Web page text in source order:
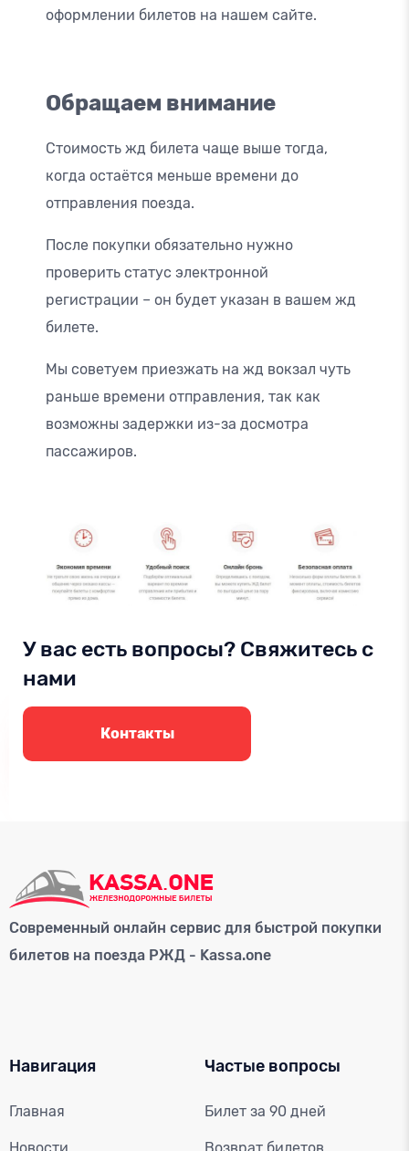
оформлении билетов на нашем сайте.
Обращаем внимание
Стоимость жд билета чаще выше тогда,
когда остаётся меньше времени до
отправления поезда.
После покупки обязательно нужно
проверить статус электронной
регистрации – он будет указан в вашем жд
билете.
Мы советуем приезжать на жд вокзал чуть
раньше времени отправления, так как
возможны задержки из-за досмотра
пассажиров.
У вас есть вопросы? Свяжитесь с
нами
Контакты
Современный онлайн сервис для быстрой покупки
билетов на поезда РЖД - Kassa.one
Навигация
Главная
Частые вопросы
Билет за 90 дней